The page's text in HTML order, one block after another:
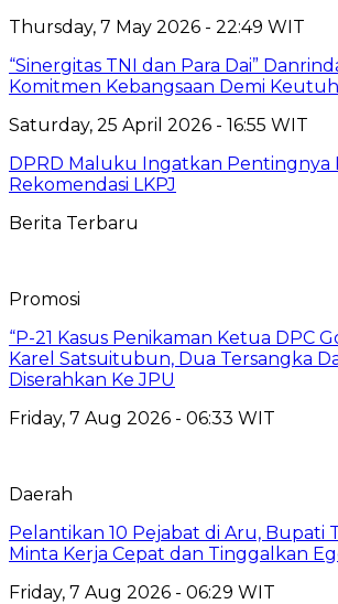
Thursday, 7 May 2026 - 22:49 WIT
“Sinergitas TNI dan Para Dai”
Komitmen Kebangsaan Demi
Saturday, 25 April 2026 - 16:55 WIT
DPRD Maluku Ingatkan Pentingnya
Rekomendasi LKPJ
Berita Terbaru
Promosi
“P-21 Kasus Penikaman Ketua DPC
Karel Satsuitubun, Dua Tersangka
Diserahkan Ke JPU
Friday, 7 Aug 2026 - 06:33 WIT
Daerah
Pelantikan 10 Pejabat di Aru, Bupati
Minta Kerja Cepat dan Tinggalkan
Friday, 7 Aug 2026 - 06:29 WIT